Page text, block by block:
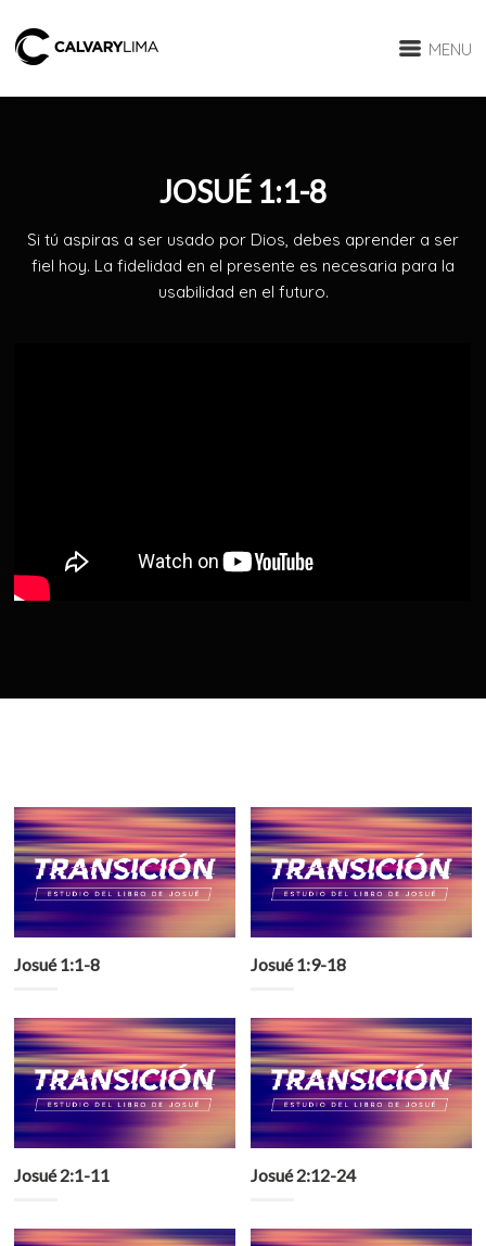
MENU
JOSUÉ 1:1-8
Si tú aspiras a ser usado por Dios, debes aprender a ser
fiel hoy. La fidelidad en el presente es necesaria para la
usabilidad en el futuro.
Josué 1:1-8 Josué 1:9-18
Josué 2:1-11 Josué 2:12-24